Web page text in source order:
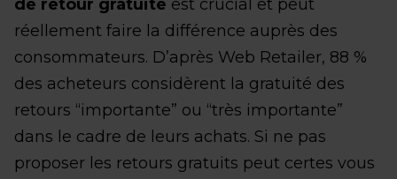
de retour gratuite est crucial et peut
réellement faire la différence auprès des
consommateurs. D’après Web Retailer, 88 %
des acheteurs considèrent la gratuité des
retours “importante” ou “très importante”
dans le cadre de leurs achats. Si ne pas
proposer les retours gratuits peut certes vous